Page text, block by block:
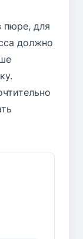
пюре, для
должно